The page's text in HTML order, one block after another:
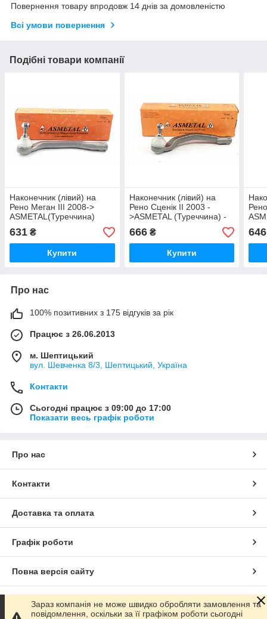
Повернення товару впродовж 14 днів за домовленістю
Всі умови повернення
Подібні товари компанії
Наконечник (лівий) на
Рено Меган III 2008->
ASMETAL(Туреччина)
17RN5610
631 ₴
Купити
Наконечник (лівий) на
Рено Сценік II 2003 -
>ASMETAL (Туреччина) -
17RN5540
666₴
Купити
646
Про нас
100% позитивних з 175 відгуків за рік
Працює з 26.06.2013
м. Шептицький
вул. Шевченка 8/3, Шептицький, Україна
Контакти
Сьогодні працює з 09:00 до 17:00
Показати весь графік роботи
Про нас
Контакти
Доставка та оплата
Графік роботи
Повна версія сайту
Сайт створено на маркетплейсіProm.ua
Зараз компанія не може швидко обробляти замовлення та
повідомлення, оскільки за її графіком роботи сьогодні